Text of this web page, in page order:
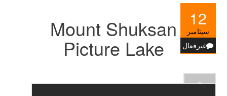
12
سپتامبر
غیرفعال
Mount Shuksan
Picture Lake